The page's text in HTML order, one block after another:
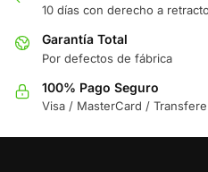
10 días con derecho a retracto
Garantía Total
Por defectos de fábrica
100% Pago Seguro
Visa / MasterCard /